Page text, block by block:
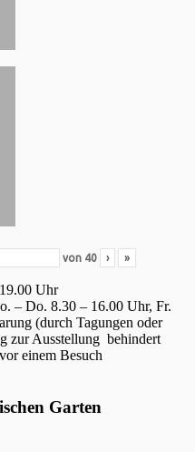
von 40 › »
Uhr
– Do. 8.30 – 16.00 Uhr, Fr.
(durch Tagungen oder
zur Ausstellung behindert
einem Besuch
Garten